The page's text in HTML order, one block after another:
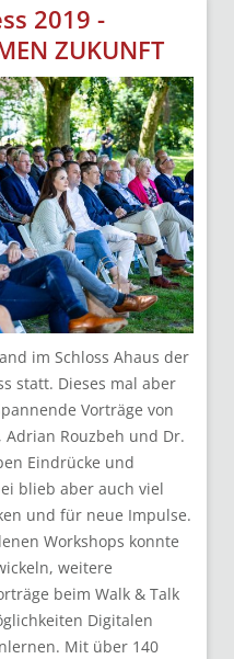
2019 -
ZUKUNFT
im Schloss Ahaus der
statt. Dieses mal aber
Vorträge von
Adrian Rouzbeh und Dr.
Eindrücke und
blieb aber auch viel
und für neue Impulse.
Workshops konnte
weitere
beim Walk & Talk
Digitalen
Mit über 140